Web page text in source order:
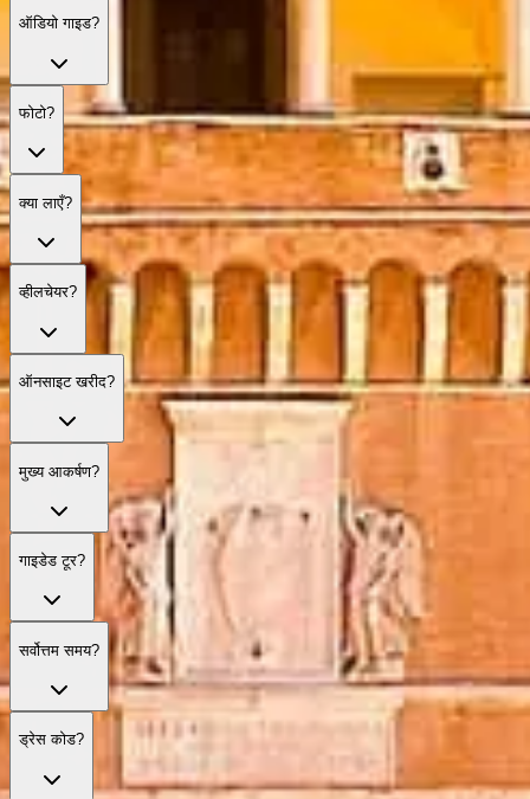
ऑडियो गाइड?
फोटो?
क्या लाएँ?
व्हीलचेयर?
ऑनसाइट खरीद?
मुख्य आकर्षण?
गाइडेड टूर?
सर्वोत्तम समय?
ड्रेस कोड?